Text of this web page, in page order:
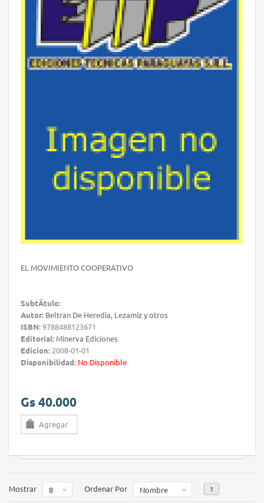
EL MOVIMIENTO COOPERATIVO
SubtÃ­tulo:
Autor: Beltran De Heredia, Lezamiz y otros
ISBN:9788488123671
Editorial: Minerva Ediciones
Edicion: 2008-01-01
Disponibilidad: No Disponible
Gs 40.000
Agregar
Mostrar 8 Ordenar Por Nombre 1